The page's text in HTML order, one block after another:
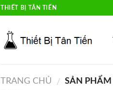
THIẾT BỊ TÂN TIẾN
TRANG CHỦ / SẢN